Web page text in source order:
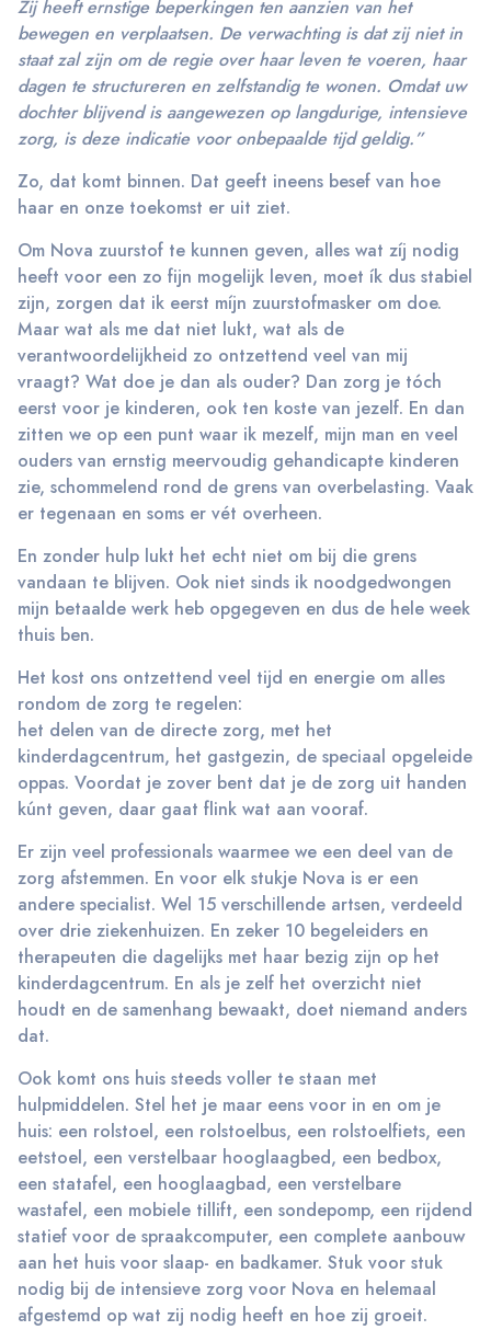
Zij heeft ernstige beperkingen ten aanzien van het
bewegen en verplaatsen. De verwachting is dat zij niet in
staat zal zijn om de regie over haar leven te voeren, haar
dagen te structureren en zelfstandig te wonen. Omdat uw
dochter blijvend is aangewezen op langdurige, intensieve
zorg, is deze indicatie voor onbepaalde tijd geldig.”
Zo, dat komt binnen. Dat geeft ineens besef van hoe
haar en onze toekomst er uit ziet.
Om Nova zuurstof te kunnen geven, alles wat zíj nodig
heeft voor een zo fijn mogelijk leven, moet ík dus stabiel
zijn, zorgen dat ik eerst míjn zuurstofmasker om doe.
Maar wat als me dat niet lukt, wat als de
verantwoordelijkheid zo ontzettend veel van mij
vraagt? Wat doe je dan als ouder? Dan zorg je tóch
eerst voor je kinderen, ook ten koste van jezelf. En dan
zitten we op een punt waar ik mezelf, mijn man en veel
ouders van ernstig meervoudig gehandicapte kinderen
zie, schommelend rond de grens van overbelasting. Vaak
er tegenaan en soms er vét overheen.
En zonder hulp lukt het echt niet om bij die grens
vandaan te blijven. Ook niet sinds ik noodgedwongen
mijn betaalde werk heb opgegeven en dus de hele week
thuis ben.
Het kost ons ontzettend veel tijd en energie om alles
rondom de zorg te regelen:
het delen van de directe zorg, met het
kinderdagcentrum, het gastgezin, de speciaal opgeleide
oppas. Voordat je zover bent dat je de zorg uit handen
kúnt geven, daar gaat flink wat aan vooraf.
Er zijn veel professionals waarmee we een deel van de
zorg afstemmen. En voor elk stukje Nova is er een
andere specialist. Wel 15 verschillende artsen, verdeeld
over drie ziekenhuizen. En zeker 10 begeleiders en
therapeuten die dagelijks met haar bezig zijn op het
kinderdagcentrum. En als je zelf het overzicht niet
houdt en de samenhang bewaakt, doet niemand anders
dat.
Ook komt ons huis steeds voller te staan met
hulpmiddelen. Stel het je maar eens voor in en om je
huis: een rolstoel, een rolstoelbus, een rolstoelfiets, een
eetstoel, een verstelbaar hooglaagbed, een bedbox,
een statafel, een hooglaagbad, een verstelbare
wastafel, een mobiele tillift, een sondepomp, een rijdend
statief voor de spraakcomputer, een complete aanbouw
aan het huis voor slaap- en badkamer. Stuk voor stuk
nodig bij de intensieve zorg voor Nova en helemaal
afgestemd op wat zij nodig heeft en hoe zij groeit.